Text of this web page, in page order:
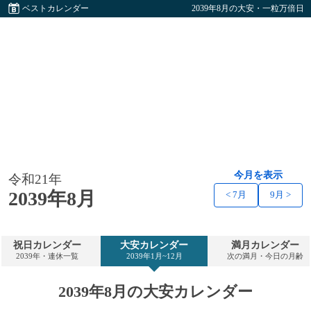
ベストカレンダー 2039年8月の大安・一粒万倍日
令和21年
2039年8月
今月を表示
< 7月 9月 >
祝日カレンダー
2039年・連休一覧
大安カレンダー
2039年1月~12月
満月カレンダー
次の満月・今日の月齢
2039年8月の大安カレンダー